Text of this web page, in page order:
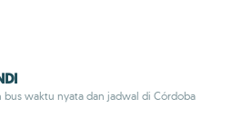
bus waktu nyata dan jadwal di Córdoba